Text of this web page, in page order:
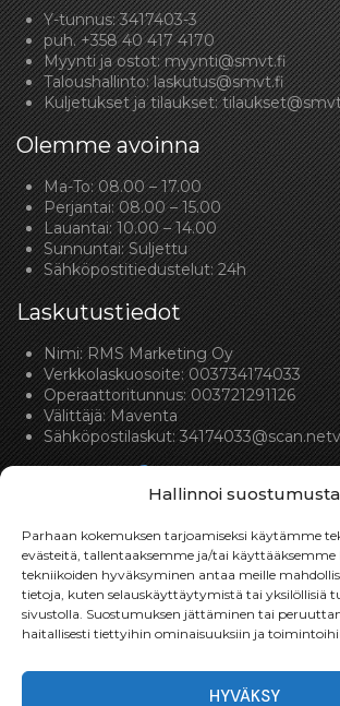
Hallinnoi suostumusta
Parhaan kokemuksen tarjoamiseksi käytämme
evästeitä, tallentaaksemme ja/tai käyttääksemme
tekniikoiden hyväksyminen antaa meille
tietoja, kuten selauskäyttäytymistä tai yksilöllisiä
sivustolla. Suostumuksen jättäminen tai
haitallisesti tiettyihin ominaisuuksiin ja
HYVÄKSY
Y-tunnus: 3417403-3
puh.+358 40 417 4170
Myynti ja ostot:myynti@smvt.fi
Taloushallinto:laskutus@smvt.fi
Kuljetukset ja tilaukset:
Olemme avoinna
Ma-To: 08.00 – 17.00
Perjantai: 08.00 – 15.00
Lauantai: 10.00 – 14.00
Sunnuntai: Suljettu
Sähköpostitiedustelut: 24h
Laskutustiedot
Nimi: RMS Marketing Oy
Verkkolaskuosoite: 003734174033
Operaattoritunnus: 003721291126
Välittäjä: Maventa
Sähköpostilaskut:
Toimitukset
Toimitamme osat perille
osan toimitettavan.
Toimitusaika on yleensä noin yksi (1)